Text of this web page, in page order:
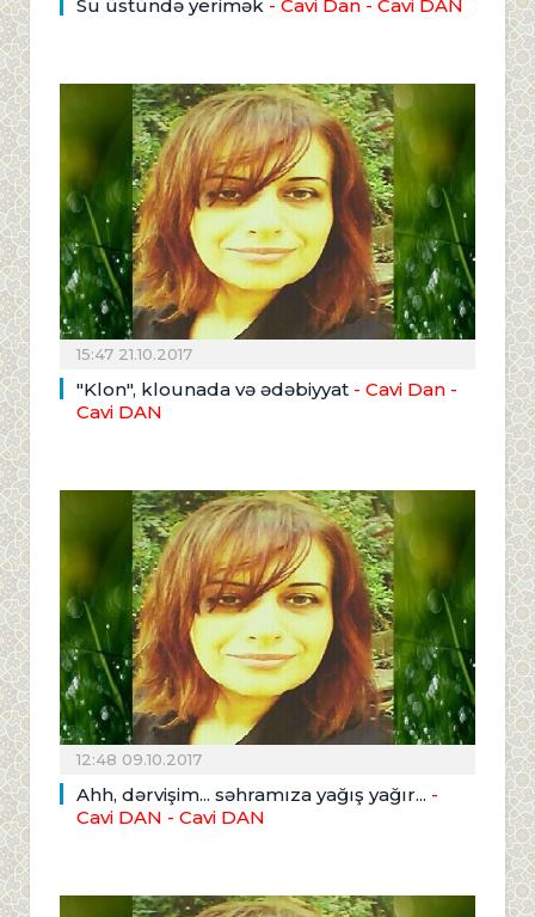
Su üstündə yerimək - Cavi Dan - Cavi DAN
15:47 21.10.2017
"Klon", klounada və ədəbiyyat - Cavi Dan -
Cavi DAN
12:48 09.10.2017
Ahh, dərvişim... səhramıza yağış yağır... -
Cavi DAN - Cavi DAN